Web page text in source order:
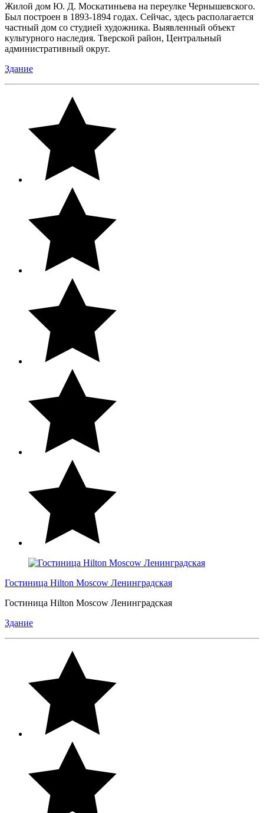
Жилой дом Ю. Д. Москатиньева на переулке Чернышевского.
Был построен в 1893-1894 годах. Сейчас, здесь располагается
частный дом со студией художника. Выявленный объект
культурного наследия. Тверской район, Центральный
административный округ.
Здание
Гостиница Hilton Moscow Ленинградская
Гостиница Hilton Moscow Ленинградская
Здание